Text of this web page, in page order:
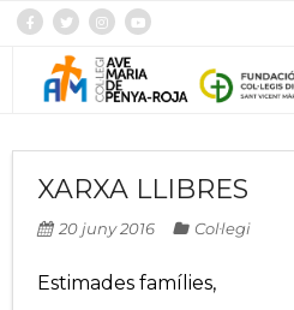
Admissió
XARXA LLIBRES
20 juny 2016 Col·legi
Estimades famílies,